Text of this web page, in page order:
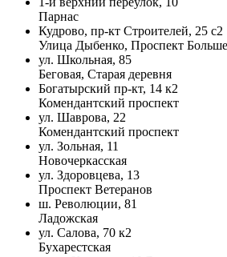
Парнас
Кудрово, пр-кт Строителей, 25 с2
Улица Дыбенко, Проспект
ул. Школьная, 85
Беговая, Старая деревня
Богатырский пр-кт, 14 к2
Комендантский проспект
ул. Шаврова, 22
Комендантский проспект
ул. Зольная, 11
Новочеркасская
ул. Здоровцева, 13
Проспект Ветеранов
ш. Революции, 81
Ладожская
ул. Салова, 70 к2
Бухарестская